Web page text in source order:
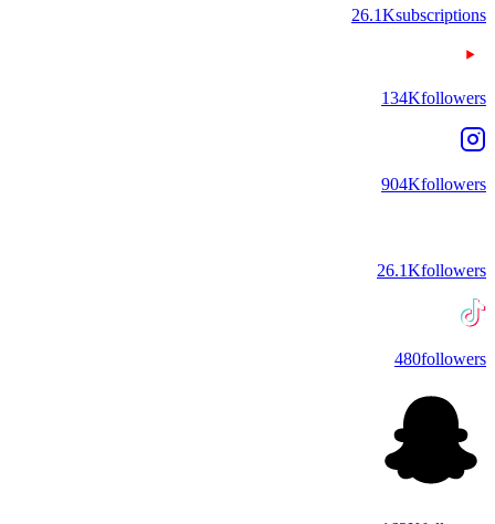
26.1Ksubscriptions
134Kfollowers
904Kfollowers
26.1Kfollowers
480followers